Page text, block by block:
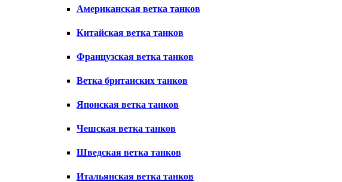
Американская ветка танков
Китайская ветка танков
Французская ветка танков
Ветка британских танков
Японская ветка танков
Чешская ветка танков
Шведская ветка танков
Итальянская ветка танков